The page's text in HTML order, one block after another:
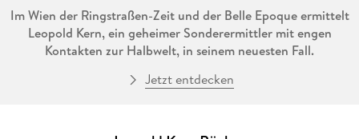
Im Wien der Ringstraßen-Zeit und der Belle Epoque ermittelt
Leopold Kern, ein geheimer Sonderermittler mit engen
Kontakten zur Halbwelt, in seinem neuesten Fall.
Nach der Ermordung des russischen Zaren liegen bei
Jetzt entdecken